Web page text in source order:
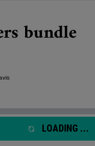
bundle
LOADING ...